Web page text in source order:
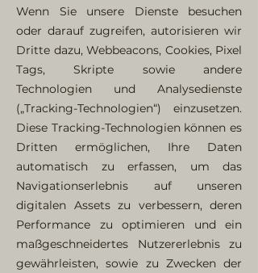
Wenn Sie unsere Dienste besuchen
oder darauf zugreifen, autorisieren wir
Dritte dazu, Webbeacons, Cookies, Pixel
Tags, Skripte sowie andere
Technologien und Analysedienste
(„Tracking-Technologien“) einzusetzen.
Diese Tracking-Technologien können es
Dritten ermöglichen, Ihre Daten
automatisch zu erfassen, um das
Navigationserlebnis auf unseren
digitalen Assets zu verbessern, deren
Performance zu optimieren und ein
maßgeschneidertes Nutzererlebnis zu
gewährleisten, sowie zu Zwecken der